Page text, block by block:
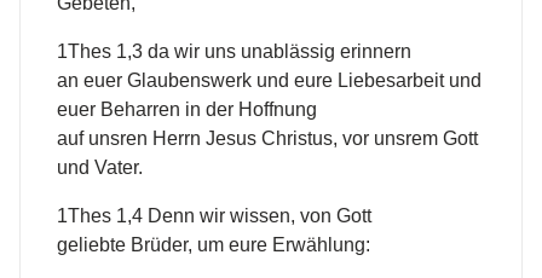
1Thes 1,3 da wir uns unablässig erinnern
an euer Glaubenswerk und eure Liebesarbeit und
euer Beharren in der Hoffnung
auf unsren Herrn Jesus Christus, vor unsrem Gott
und Vater.
1Thes 1,4 Denn wir wissen, von Gott
geliebte Brüder, um eure Erwählung: